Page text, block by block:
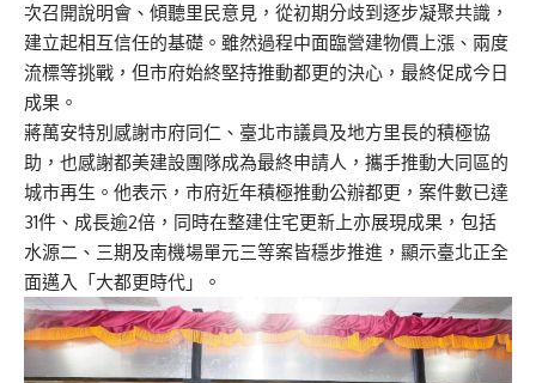
次召開說明會、傾聽里民意見，從初期分歧到逐步凝聚共識，
建立起相互信任的基礎。雖然過程中面臨營建物價上漲、兩度
流標等挑戰，但市府始終堅持推動都更的決心，最終促成今日
成果。
蔣萬安特別感謝市府同仁、臺北市議員及地方里長的積極協
助，也感謝都美建設團隊成為最終申請人，攜手推動大同區的
城市再生。他表示，市府近年積極推動公辦都更，案件數已達
31件、成長逾2倍，同時在整建住宅更新上亦展現成果，包括
水源二、三期及南機場單元三等案皆穩步推進，顯示臺北正全
面邁入「大都更時代」。